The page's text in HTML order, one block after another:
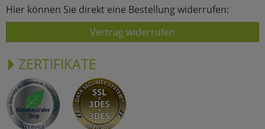
Hier können Sie direkt eine Bestellung widerrufen:
Vertrag widerrufen
ZERTIFIKATE